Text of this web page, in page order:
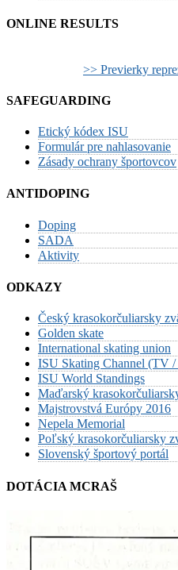
ONLINE RESULTS
>> Previerky
SAFEGUARDING
Etický kódex ISU
Formulár pre nahlasovanie
Zásady ochrany športovcov
ANTIDOPING
Doping
SADA
Aktivity
ODKAZY
Český krasokorčuliarsky
Golden skate
International skating union
ISU Skating Channel (TV
ISU World Standings
Maďarský
Majstrovstvá Európy 2016
Nepela Memorial
Poľský krasokorčuliarsky
Slovenský športový portál
DOTÁCIA MCRAŠ